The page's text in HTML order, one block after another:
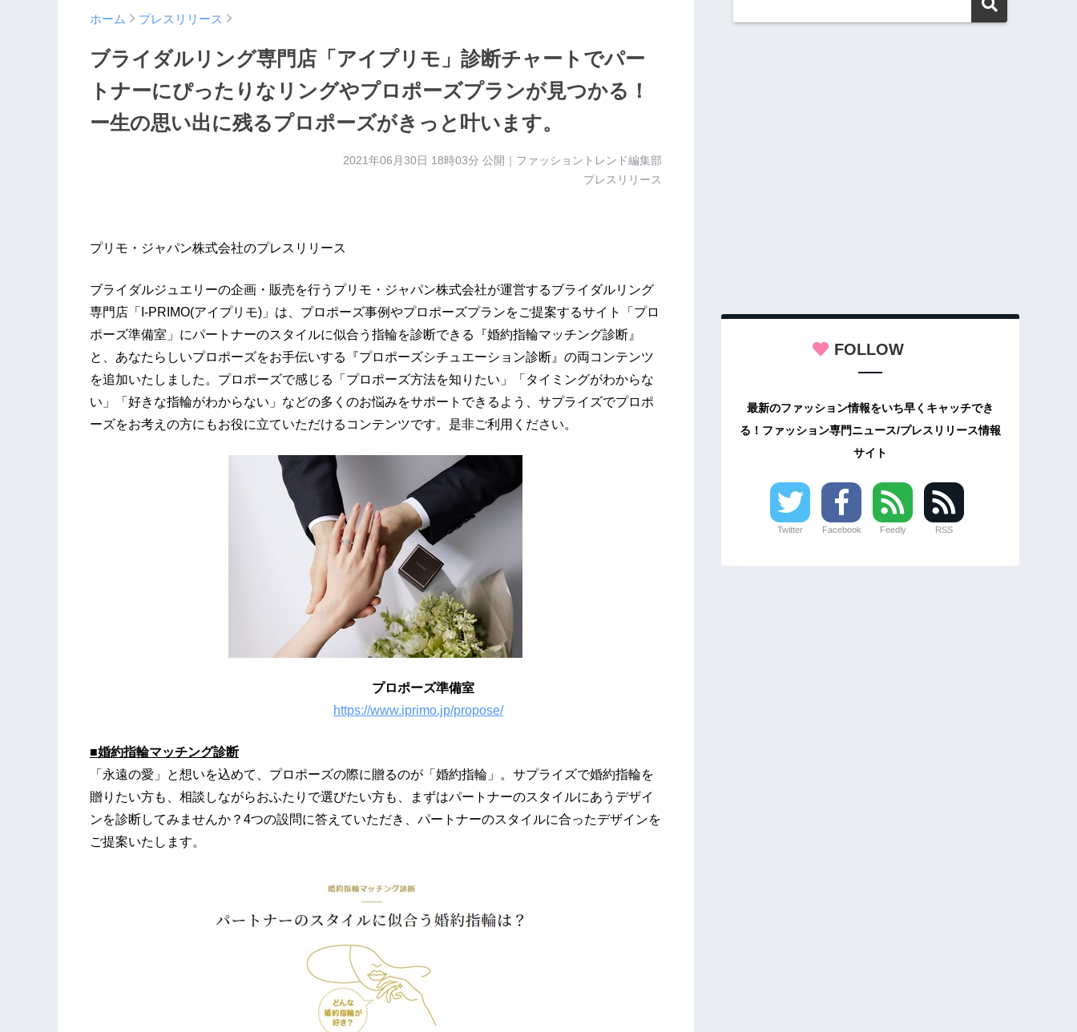
ホーム プレスリリース
ブライダルリング専門店「アイプリモ」診断チャートでパー
トナーにぴったりなリングやプロポーズプランが見つかる！
ー生の思い出に残るプロポーズがきっと叶います。
2021年06月30日 18時03分 公開｜ファッショントレンド編集部
プレスリリース
プリモ・ジャパン株式会社のプレスリリース
ブライダルジュエリーの企画・販売を行うプリモ・ジャパン株式会社が運営するブライダルリング
専門店「I-PRIMO(アイプリモ)」は、プロポーズ事例やプロポーズプランをご提案するサイト「プロ
ポーズ準備室」にパートナーのスタイルに似合う指輪を診断できる『婚約指輪マッチング診断』
と、あなたらしいプロポーズをお手伝いする『プロポーズシチュエーション診断』の両コンテンツ
を追加いたしました。プロポーズで感じる「プロポーズ方法を知りたい」「タイミングがわからな
い」「好きな指輪がわからない」などの多くのお悩みをサポートできるよう、サプライズでプロポ
ーズをお考えの方にもお役に立ていただけるコンテンツです。是非ご利用ください。
プロポーズ準備室
https://www.iprimo.jp/propose/
■婚約指輪マッチング診断
「永遠の愛」と想いを込めて、プロポーズの際に贈るのが「婚約指輪」。サプライズで婚約指輪を
贈りたい方も、相談しながらおふたりで選びたい方も、まずはパートナーのスタイルにあうデザイ
ンを診断してみませんか？4つの設問に答えていただき、パートナーのスタイルに合ったデザインを
ご提案いたします。
FOLLOW
最新のファッション情報をいち早くキャッチでき
る！ファッション専門ニュース/プレスリリース情報
サイト
Twitter Facebook Feedly RSS